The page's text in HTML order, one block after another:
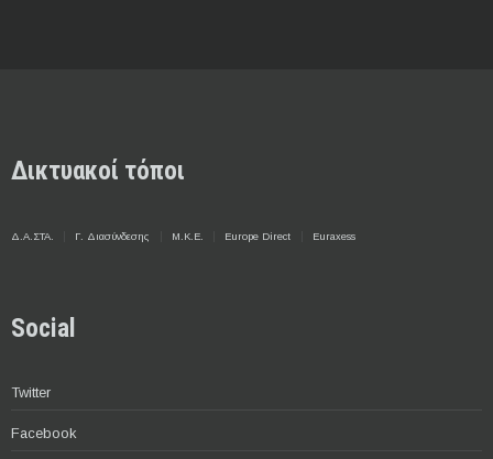
Δικτυακοί τόποι
Δ.Α.ΣΤΑ. Γ. Διασύνδεσης Μ.Κ.Ε. Europe Direct Euraxess
Social
Twitter
Facebook